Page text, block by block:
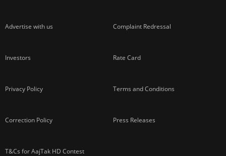
Advertise with us Complaint Redressal
Investors Rate Card
Privacy Policy Terms and Conditions
Correction Policy Press Releases
T&Cs for AajTak HD Contest